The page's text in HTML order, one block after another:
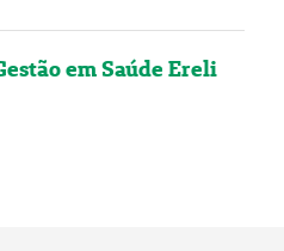
em Saúde Ereli